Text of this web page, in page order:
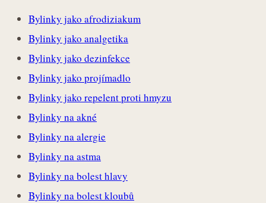
Bylinky jako afrodiziakum
Bylinky jako analgetika
Bylinky jako dezinfekce
Bylinky jako projímadlo
Bylinky jako repelent proti hmyzu
Bylinky na akné
Bylinky na alergie
Bylinky na astma
Bylinky na bolest hlavy
Bylinky na bolest kloubů